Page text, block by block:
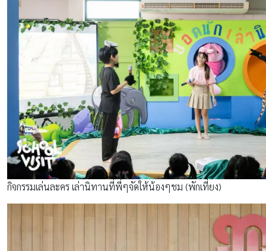
กิจกรรมเล่นละคร เล่านิทานที่พี่ๆจัดให้น้องๆชม (พักเที่ยง)